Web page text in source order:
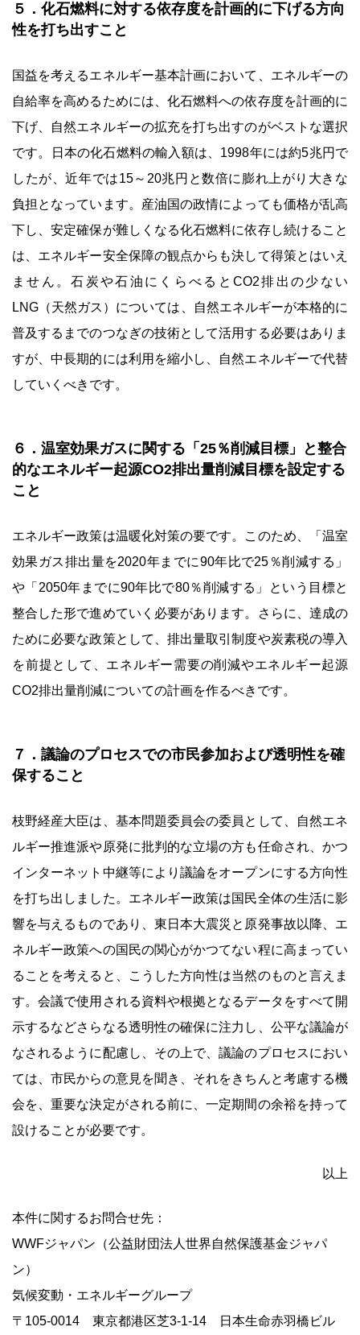
５．化石燃料に対する依存度を計画的に下げる方向
性を打ち出すこと
国益を考えるエネルギー基本計画において、エネルギーの
自給率を高めるためには、化石燃料への依存度を計画的に
下げ、自然エネルギーの拡充を打ち出すのがベストな選択
です。日本の化石燃料の輸入額は、1998年には約5兆円で
したが、近年では15～20兆円と数倍に膨れ上がり大きな
負担となっています。産油国の政情によっても価格が乱高
下し、安定確保が難しくなる化石燃料に依存し続けること
は、エネルギー安全保障の観点からも決して得策とはいえ
ません。石炭や石油にくらべるとCO2排出の少ない
LNG（天然ガス）については、自然エネルギーが本格的に
普及するまでのつなぎの技術として活用する必要はありま
すが、中長期的には利用を縮小し、自然エネルギーで代替
していくべきです。
６．温室効果ガスに関する「25％削減目標」と整合
的なエネルギー起源CO2排出量削減目標を設定する
こと
エネルギー政策は温暖化対策の要です。このため、「温室
効果ガス排出量を2020年までに90年比で25％削減する」
や「2050年までに90年比で80％削減する」という目標と
整合した形で進めていく必要があります。さらに、達成の
ために必要な政策として、排出量取引制度や炭素税の導入
を前提として、エネルギー需要の削減やエネルギー起源
CO2排出量削減についての計画を作るべきです。
７．議論のプロセスでの市民参加および透明性を確
保すること
枝野経産大臣は、基本問題委員会の委員として、自然エネ
ルギー推進派や原発に批判的な立場の方も任命され、かつ
インターネット中継等により議論をオープンにする方向性
を打ち出しました。エネルギー政策は国民全体の生活に影
響を与えるものであり、東日本大震災と原発事故以降、エ
ネルギー政策への国民の関心がかつてない程に高まってい
ることを考えると、こうした方向性は当然のものと言えま
す。会議で使用される資料や根拠となるデータをすべて開
示するなどさらなる透明性の確保に注力し、公平な議論が
なされるように配慮し、その上で、議論のプロセスにおい
ては、市民からの意見を聞き、それをきちんと考慮する機
会を、重要な決定がされる前に、一定期間の余裕を持って
設けることが必要です。
以上
本件に関するお問合せ先：
WWFジャパン（公益財団法人世界自然保護基金ジャパ
ン）
気候変動・エネルギーグループ
〒105-0014 東京都港区芝3-1-14 日本生命赤羽橋ビル